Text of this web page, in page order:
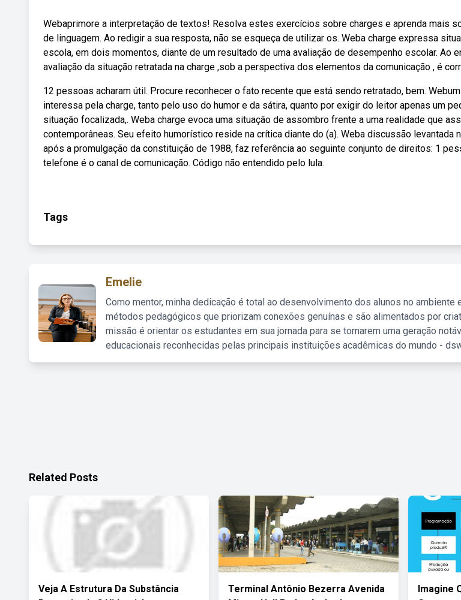
Webaprimore a interpretação de textos! Resolva estes exercícios sobre charges e aprenda mais
de linguagem. Ao redigir a sua resposta, não se esqueça de utilizar os. Weba charge expressa
escola, em dois momentos, diante de um resultado de uma avaliação de desempenho escolar. Ao
avaliação da situação retratada na charge ,sob a perspectiva dos elementos da comunicação , é
12 pessoas acharam útil. Procure reconhecer o fato recente que está sendo retratado, bem.
interessa pela charge, tanto pelo uso do humor e da sátira, quanto por exigir do leitor apenas um
situação focalizada,. Weba charge evoca uma situação de assombro frente a uma realidade que
contemporâneas. Seu efeito humorístico reside na crítica diante do (a). Weba discussão levantada
após a promulgação da constituição de 1988, faz referência ao seguinte conjunto de direitos: 1
telefone é o canal de comunicação. Código não entendido pelo lula.
Tags
Emelie
Como mentor, minha dedicação é total ao desenvolvimento dos alunos no ambiente
métodos pedagógicos que priorizam conexões genuínas e são alimentados por
missão é orientar os estudantes em sua jornada para se tornarem uma geração
educacionais reconhecidas pelas principais instituições acadêmicas do mundo -
Related Posts
Veja A Estrutura Da Substância
Terminal Antônio Bezerra Avenida
Imagine